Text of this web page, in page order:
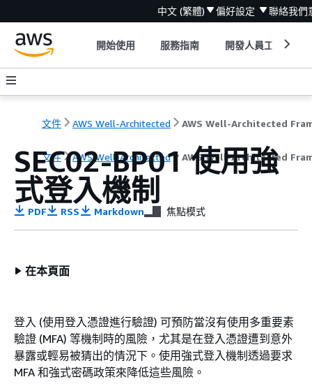
中文 (繁體) 偏好設定 聯絡我們
開始使用 服務指南 開發人員工具
文件 AWS Well-Architected
文件 AWS Well-Architected AWS Well-Architected
SEC02-BP01 使用強
式登入機制
PDF RSS Markdown 焦點模式
在本頁面
登入 (使用登入憑證進行驗證) 可預防當沒有使用多重要素
驗證 (MFA) 等機制時的風險，尤其是在登入憑證遭到意外
暴露或輕易被猜出的情況下。使用強式登入機制透過要求
MFA 和強式密碼政策來降低這些風險。